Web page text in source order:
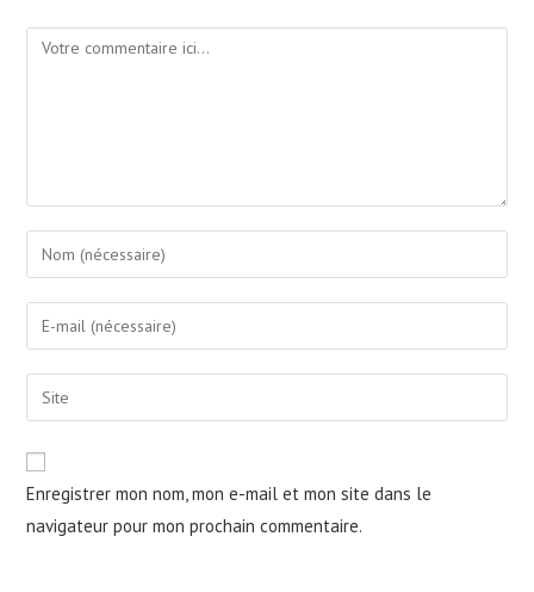
Comment
Enter
your
name
comment
Enter
your
email
address
Saisir
l’URL
votre
site
(facultatif)
Enregistrer mon nom, mon e-mail et mon site dans le
navigateur pour mon prochain commentaire.